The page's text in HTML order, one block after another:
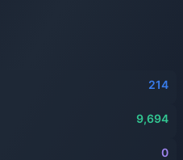
214
9,694
0